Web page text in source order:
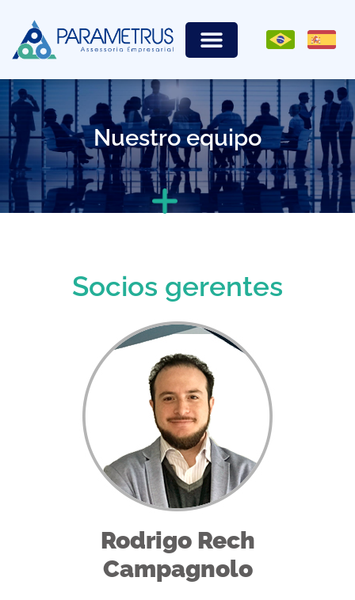
Nuestro equipo
Socios gerentes
Rodrigo Rech
Campagnolo